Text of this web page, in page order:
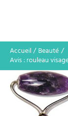
Accueil
Beauté
Avis : rouleau